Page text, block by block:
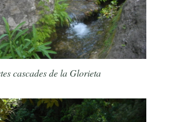
cascades de la Glorieta